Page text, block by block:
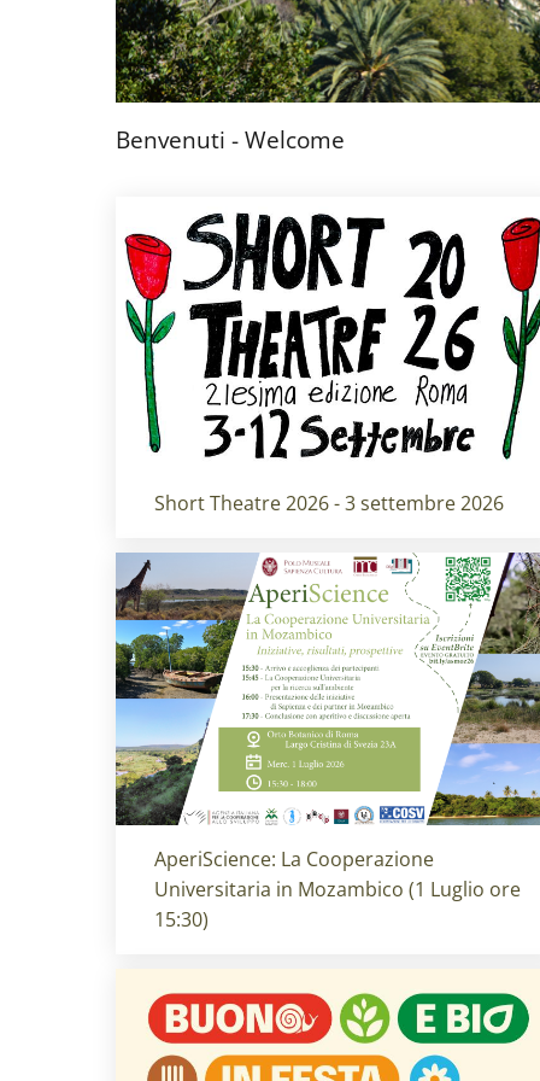
Benvenuti - Welcome
Titolo card:
Short Theatre 2026 - 3 settembre 2026
Titolo card:
AperiScience: La Cooperazione
Universitaria in Mozambico (1 Luglio ore
15:30)